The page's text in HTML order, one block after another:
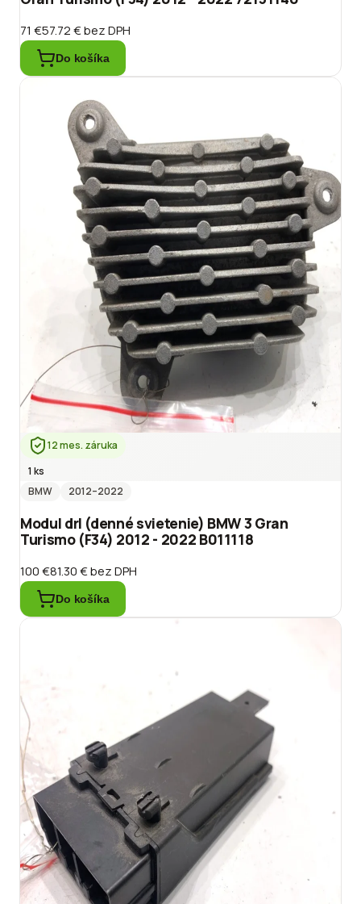
71 €57.72 €bez DPH
Do košíka
12 mes. záruka
1 ks
BMW
2012–2022
Modul drl (denné svietenie) BMW 3 Gran
Turismo (F34) 2012 - 2022 B011118
100 €81.30 €bez DPH
Do košíka